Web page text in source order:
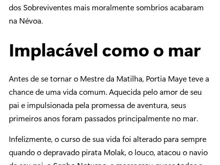
dos Sobreviventes mais moralmente sombrios acabaram
na Névoa.
Implacável como o mar
Antes de se tornar o Mestre da Matilha, Portia Maye teve a
chance de uma vida comum. Aquecida pelo amor de seu
pai e impulsionada pela promessa de aventura, seus
primeiros anos foram passados principalmente no mar.
Infelizmente, o curso de sua vida foi alterado para sempre
quando o depravado pirata Molak, o louco, atacou o navio